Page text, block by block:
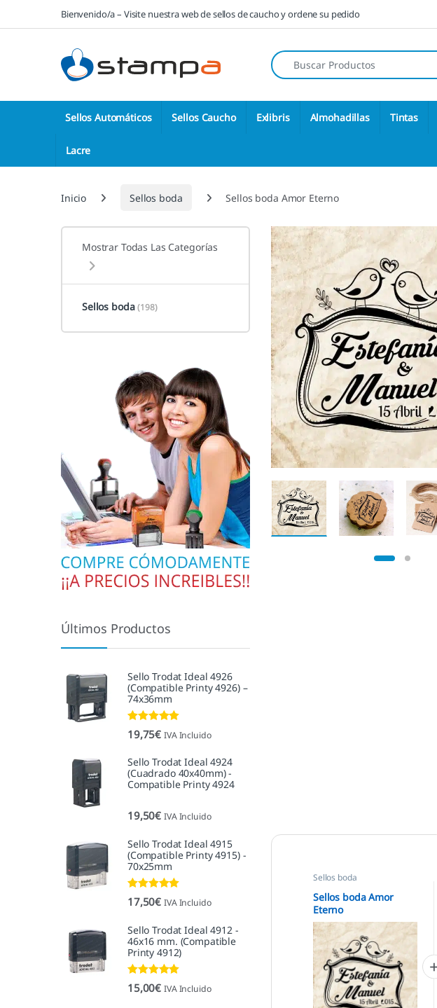
Saltar a la navegación
Saltar al contenidoBienvenido/a – Visite nuestra web de sellos de caucho y ordene su pedido
Búsqueda de:
Sellos Automáticos Sellos Caucho Exlibris Almohadillas Tintas
Lacre
Inicio Sellos boda Sellos boda Amor Eterno
Sellos boda
Sellos boda Amor
Eterno
Mostrar Todas Las Categorías
Sellos boda(198)
Últimos Productos
Sello Trodat Ideal 4926
(Compatible Printy 4926) –
74x36mm
Valorado con
5.00de 5
19,75€ IVA Incluido
Sello Trodat Ideal 4924
(Cuadrado 40x40mm) -
Compatible Printy 4924
19,50€ IVA Incluido
Sello Trodat Ideal 4915
(Compatible Printy 4915) -
70x25mm
Valorado con
5.00de 5
17,50€ IVA Incluido
Sello Trodat Ideal 4912 -
46x16 mm. (Compatible
Printy 4912)
Valorado con
5.00de 5
15,00€ IVA Incluido